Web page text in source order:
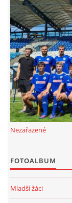
DOTACE
Nezařazené
FOTOALBUM
Mladší žáci